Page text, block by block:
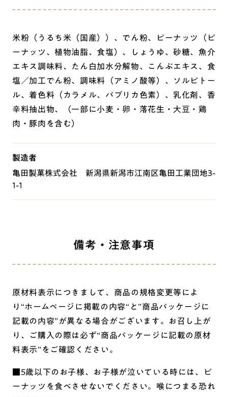
米粉（うるち米（国産））、でん粉、ピーナッツ（ピ
ーナッツ、植物油脂、食塩）、しょうゆ、砂糖、魚介
エキス調味料、たん白加水分解物、こんぶエキス、食
塩／加工でん粉、調味料（アミノ酸等）、ソルビトー
ル、着色料（カラメル、パプリカ色素）、乳化剤、香
辛料抽出物、（一部に小麦・卵・落花生・大豆・鶏
肉・豚肉を含む）
製造者
亀田製菓株式会社 新潟県新潟市江南区亀田工業団地3-
1-1
備考・注意事項
原材料表示につきまして、商品の規格変更等によ
り“ホームページに掲載の内容“と”商品パッケージに
記載の内容”が異なる場合がございます。お召し上が
り、ご購入の際は必ず“商品パッケージに記載の原材
料表示”をご確認ください。
■5歳以下のお子様、お子様が泣いている時には、ピ
ーナッツを食べさせないでください。喉につまる恐れ